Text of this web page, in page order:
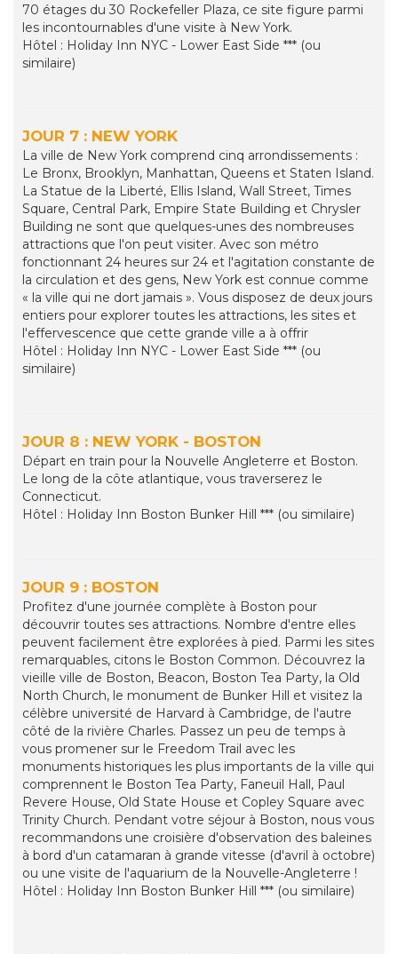
70 étages du 30 Rockefeller Plaza, ce site figure parmi
les incontournables d'une visite à New York.
Hôtel : Holiday Inn NYC - Lower East Side *** (ou
similaire)
JOUR 7 : NEW YORK
La ville de New York comprend cinq arrondissements :
Le Bronx, Brooklyn, Manhattan, Queens et Staten Island.
La Statue de la Liberté, Ellis Island, Wall Street, Times
Square, Central Park, Empire State Building et Chrysler
Building ne sont que quelques-unes des nombreuses
attractions que l'on peut visiter. Avec son métro
fonctionnant 24 heures sur 24 et l'agitation constante de
la circulation et des gens, New York est connue comme
« la ville qui ne dort jamais ». Vous disposez de deux jours
entiers pour explorer toutes les attractions, les sites et
l'effervescence que cette grande ville a à offrir
Hôtel : Holiday Inn NYC - Lower East Side *** (ou
similaire)
JOUR 8 : NEW YORK - BOSTON
Départ en train pour la Nouvelle Angleterre et Boston.
Le long de la côte atlantique, vous traverserez le
Connecticut.
Hôtel : Holiday Inn Boston Bunker Hill *** (ou similaire)
JOUR 9 : BOSTON
Profitez d'une journée complète à Boston pour
découvrir toutes ses attractions. Nombre d'entre elles
peuvent facilement être explorées à pied. Parmi les sites
remarquables, citons le Boston Common. Découvrez la
vieille ville de Boston, Beacon, Boston Tea Party, la Old
North Church, le monument de Bunker Hill et visitez la
célèbre université de Harvard à Cambridge, de l'autre
côté de la rivière Charles. Passez un peu de temps à
vous promener sur le Freedom Trail avec les
monuments historiques les plus importants de la ville qui
comprennent le Boston Tea Party, Faneuil Hall, Paul
Revere House, Old State House et Copley Square avec
Trinity Church. Pendant votre séjour à Boston, nous vous
recommandons une croisière d'observation des baleines
à bord d'un catamaran à grande vitesse (d'avril à octobre)
ou une visite de l'aquarium de la Nouvelle-Angleterre !
Hôtel : Holiday Inn Boston Bunker Hill *** (ou similaire)